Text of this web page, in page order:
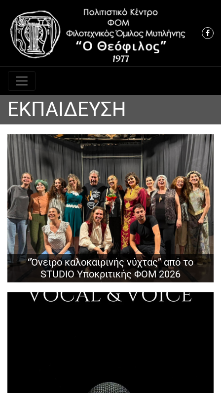
Κύρια πλοήγηση
ΕΚΠΑΙΔΕΥΣΗ
“Όνειρο καλοκαιρινής νύχτας” από το
STUDIO Υποκριτικής ΦΟΜ 2026